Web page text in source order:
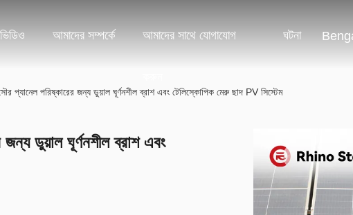
ভিডিও আমাদের সম্পর্কে আমাদের সাথে যোগাযোগ ঘটনা
সৌর প্যানেল পরিষ্কারের জন্য ডুয়াল ঘূর্ণনশীল ব্রাশ এবং টেলিস্কোপিক মেরু ছাদ PV সিস্টেম
জন্য ডুয়াল ঘূর্ণনশীল ব্রাশ এবং